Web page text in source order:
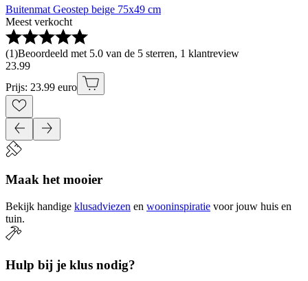
Buitenmat Geostep beige 75x49 cm
Meest verkocht
(1)Beoordeeld met 5.0 van de 5 sterren, 1 klantreview
23.99
Prijs: 23.99 euro
Maak het mooier
Bekijk handige klusadviezen en wooninspiratie voor jouw huis en
tuin.
Hulp bij je klus nodig?